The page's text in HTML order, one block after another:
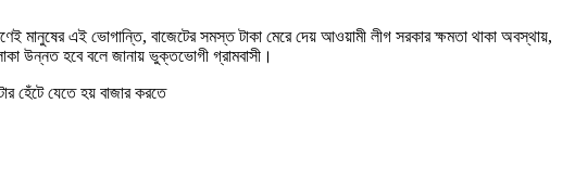
মানুষের এই ভোগান্তি, বাজেটের সমস্ত টাকা মেরে দেয় আওয়ামী লীগ সরকার ক্ষমতা থাকা অবস্থায়,
উন্নত হবে বলে জানায় ভুক্তভোগী গ্রামবাসী।
হেঁটে যেতে হয় বাজার করতে